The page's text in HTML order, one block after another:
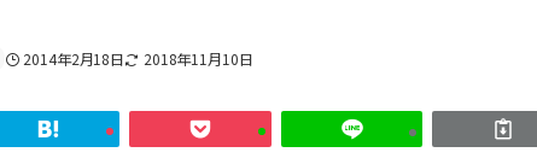
2014年2月18日 2018年11月10日